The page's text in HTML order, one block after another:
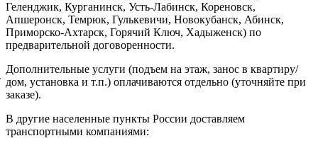
Геленджик, Курганинск, Усть-Лабинск, Кореновск,
Апшеронск, Темрюк, Гулькевичи, Новокубанск, Абинск,
Приморско-Ахтарск, Горячий Ключ, Хадыженск) по
предварительной договоренности.
Дополнительные услуги (подъем на этаж, занос в квартиру/
дом, установка и т.п.) оплачиваются отдельно (уточняйте при
заказе).
В другие населенные пункты России доставляем
транспортными компаниями: